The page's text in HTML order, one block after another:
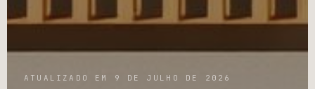
ATUALIZADO EM 9 DE JULHO DE 2026